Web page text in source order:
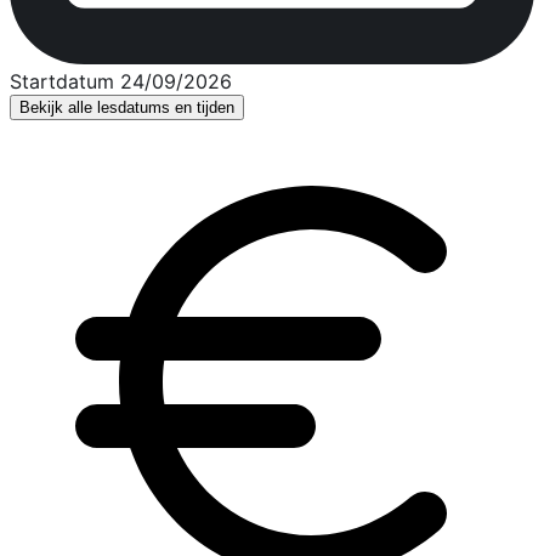
Startdatum 24/09/2026
Bekijk alle lesdatums en tijden